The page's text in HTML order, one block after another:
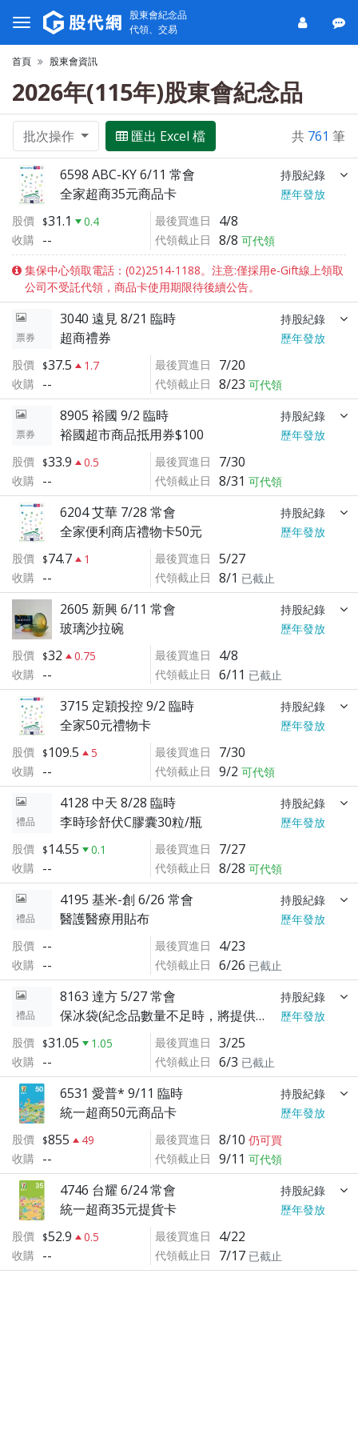
股東會紀念品
代領、交易
首頁 股東會資訊
2026年(115年)股東會紀念品
批次操作 匯出 Excel 檔 共 761 筆
6598 ABC-KY 6/11 常會 持股紀錄
全家超商35元商品卡
歷年發放
股價
31.1
0.4
收購 --
最後買進日 4/8
代領截止日 8/8可代領
集保中心領取電話：(02)2514-1188。注意:僅採用e-Gift線上領取
公司不受託代領，商品卡使用期限待後續公告。
票券
3040 遠見 8/21 臨時 持股紀錄
超商禮券
歷年發放
股價
37.5
1.7
收購 --
最後買進日 7/20
代領截止日 8/23可代領
票券
8905 裕國 9/2 臨時 持股紀錄
裕國超市商品抵用券$100
歷年發放
股價
33.9
0.5
收購 --
最後買進日 7/30
代領截止日 8/31可代領
6204 艾華 7/28 常會 持股紀錄
全家便利商店禮物卡50元
歷年發放
股價
74.7
1
收購 --
最後買進日 5/27
代領截止日 8/1 已截止
2605 新興 6/11 常會 持股紀錄
玻璃沙拉碗
歷年發放
股價
32
0.75
收購 --
最後買進日 4/8
代領截止日 6/11 已截止
3715 定穎投控 9/2 臨時 持股紀錄
全家50元禮物卡
歷年發放
股價
109.5
5
收購 --
最後買進日 7/30
代領截止日 9/2可代領
禮品
4128 中天 8/28 臨時 持股紀錄
李時珍舒伏C膠囊30粒/瓶
歷年發放
股價
14.55
0.1
收購 --
最後買進日 7/27
代領截止日 8/28可代領
禮品
4195 基米-創 6/26 常會 持股紀錄
醫護醫療用貼布
歷年發放
股價
--
收購 --
最後買進日 4/23
代領截止日 6/26 已截止
禮品
8163 達方 5/27 常會 持股紀錄
保冰袋(紀念品數量不足時，將提供等值商品)
歷年發放
股價
31.05
1.05
收購 --
最後買進日 3/25
代領截止日 6/3 已截止
6531 愛普* 9/11 臨時 持股紀錄
統一超商50元商品卡
歷年發放
股價
855
49
收購 --
最後買進日 8/10仍可買
代領截止日
9/11可代領
4746 台耀 6/24 常會 持股紀錄
統一超商35元提貨卡
歷年發放
股價
52.9
0.5
收購 --
最後買進日 4/22
代領截止日 7/17 已截止